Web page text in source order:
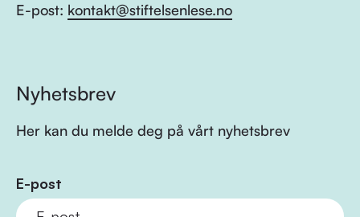
E-post: kontakt@stiftelsenlese.no
Nyhetsbrev
Her kan du melde deg på vårt nyhetsbrev
E-post